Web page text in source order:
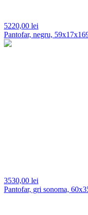
5220,00 lei
Pantofar, negru,
3530,00 lei
Pantofar, gri sonoma,